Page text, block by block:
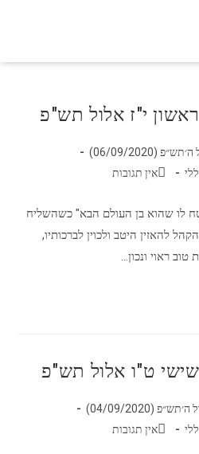
י"ז אלול תש"פ
(06/09/2020)
אין תגובות
לו שהוא בן העולם הבא" כשהשליח
להאזין היטב ולכוין לברכותיו,
ראוי ונכון…
ט"ו אלול תש"פ
(04/09/2020)
אין תגובות